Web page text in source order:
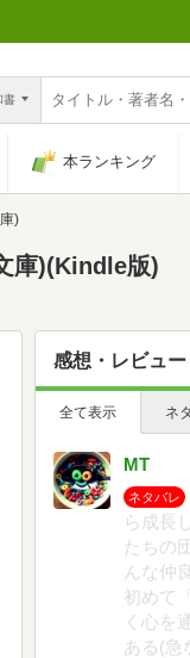
書
本ランキング
)
庫)(Kindle版)
感想・レビュー
全て表示 ネ
MT
ネタバレ
ら成長
たちの
んな仲
初めて
く心を
ある(急